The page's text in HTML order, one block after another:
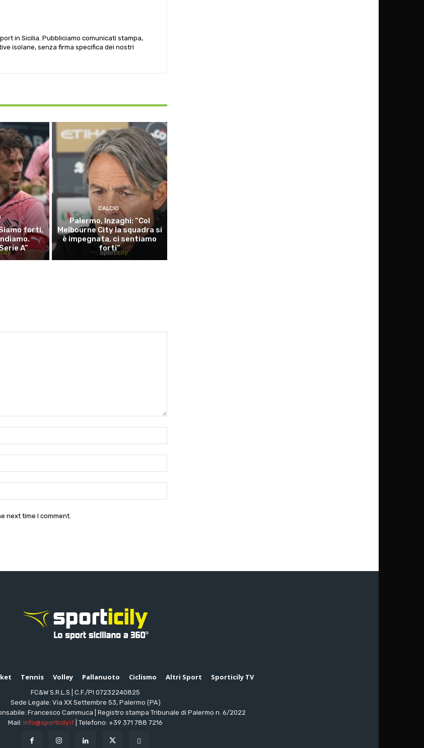
in Sicilia. Pubbliciamo comunicati stampa,
isolane, senza firma specifica dei nostri
forti,
A”
CALCIO
Palermo, Inzaghi: “Col
Melbourne City la squadra si
è impegnata, ci sentiamo
forti”
next time I comment.
Tennis Volley Pallanuoto Ciclismo Altri Sport Sporticily TV
FC&W S.R.L.S | C.F./PI 07232240825
Sede Legale: Via XX Settembre 53, Palermo (PA)
Francesco Cammuca | Registro stampa Tribunale di Palermo n. 6/2022
Mail:info@sporticily.it | Telefono:+39 371 788 7216